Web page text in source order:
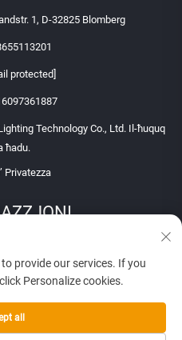
1, D-32825 Blomberg
protected]
Technology Co., Ltd. Il-ħuquq
ħadu.
Privatezza
nisskwil settimanali
provide our services. If you
Personalize cookies.
all